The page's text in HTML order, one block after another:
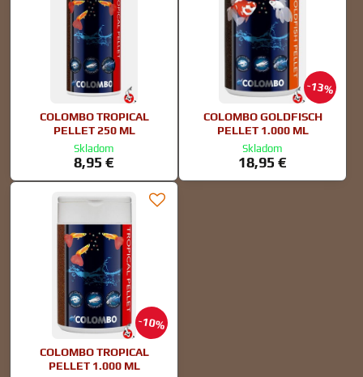
COLOMBO TROPICAL
PELLET 250 ML
Skladom
8,95 €
13%
COLOMBO GOLDFISCH
PELLET 1.000 ML
Skladom
18,95 €
10%
COLOMBO TROPICAL
PELLET 1.000 ML